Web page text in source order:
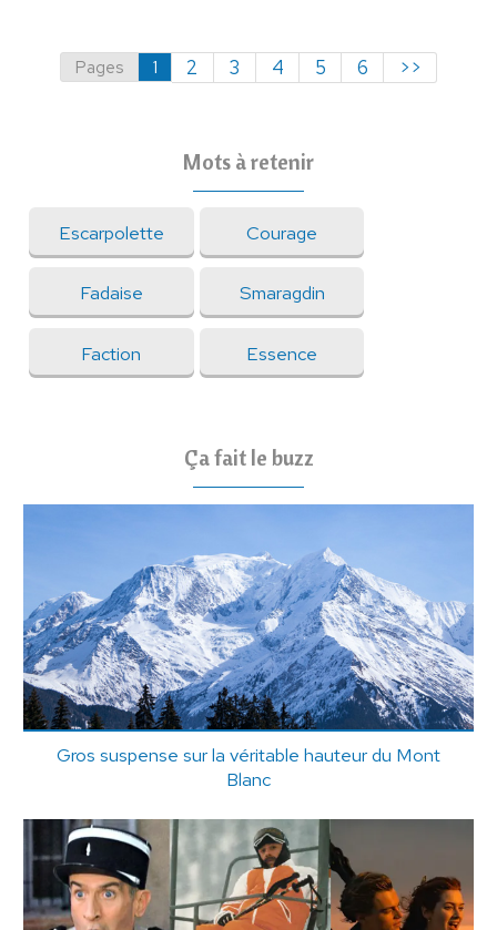
Pages 1 2 3 4 5 6 >>
Mots à retenir
Escarpolette Courage
Fadaise Smaragdin
Faction Essence
Ça fait le buzz
Gros suspense sur la véritable hauteur du Mont
Blanc